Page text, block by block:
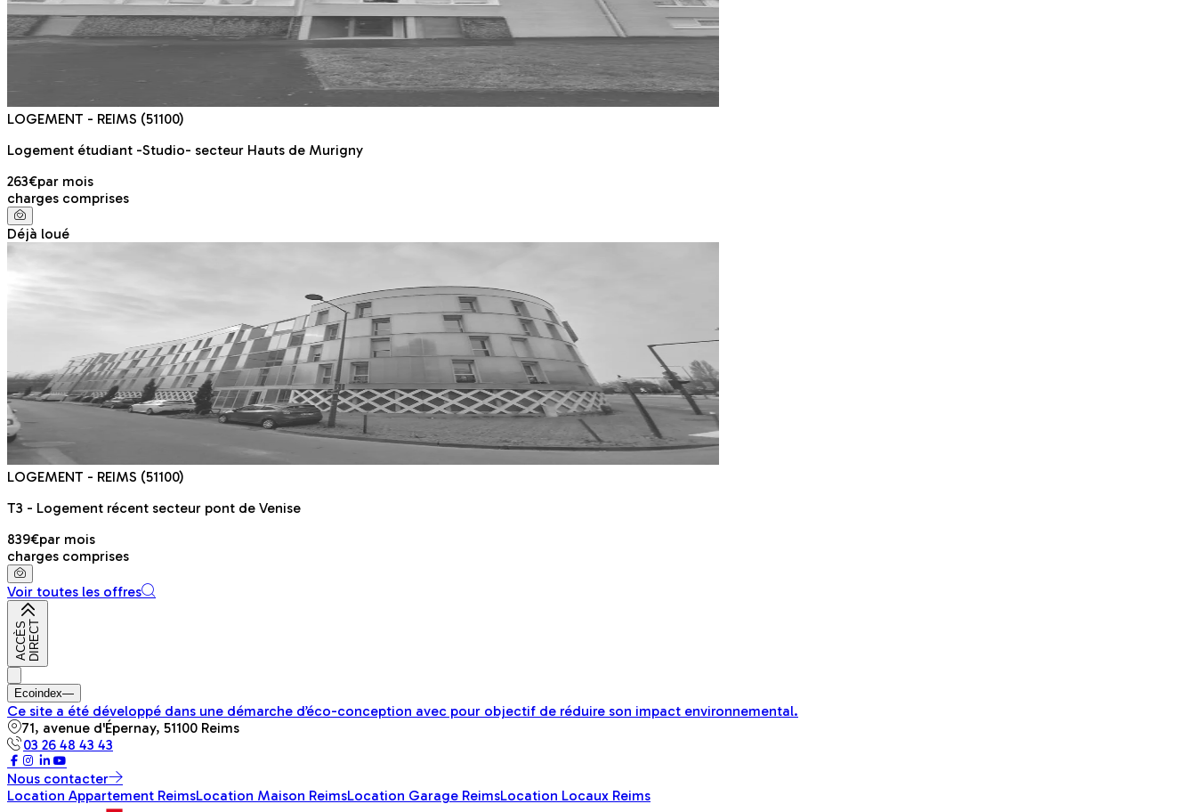
LOGEMENT - REIMS (51100)
Logement étudiant -Studio- secteur Hauts de Murigny
263€par mois
charges comprises
Déjà loué
LOGEMENT - REIMS (51100)
T3 - Logement récent secteur pont de Venise
839€par mois
charges comprises
Voir toutes les offres
A
C
C
È
S
D
I
R
E
CT
Ecoindex—
Ce site a été développé dans une démarche d’éco-conception avec pour objectif de réduire son impact environnemental.
71, avenue d'Épernay, 51100 Reims
03 26 48 43 43
Nous contacter
Location Appartement ReimsLocation Maison ReimsLocation Garage ReimsLocation Locaux Reims